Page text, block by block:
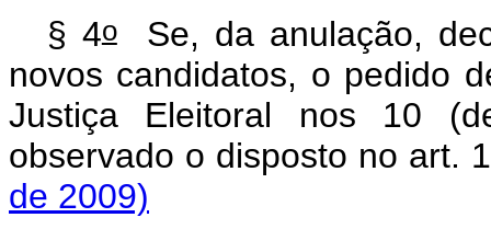
§ 4oSe, da anulação,
novos candidatos, o pedido
Justiça Eleitoral nos 10
observado o disposto no
de 2009)